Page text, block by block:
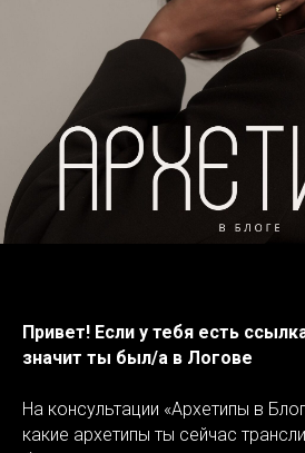
Привет! Если у тебя есть
значит ты был/а в Логове
На консультации «Архетипы в
какие архетипы ты сейчас